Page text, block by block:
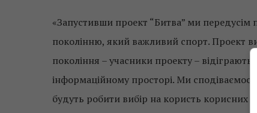
«Запустивши проект “Битва” ми
поколінню, який важливий спорт. Проект
покоління – учасники проекту –
інформаційному просторі. Ми
будуть робити вибір на користь корисних